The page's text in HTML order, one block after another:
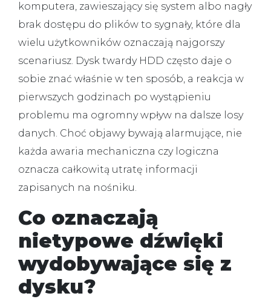
komputera, zawieszający się system albo nagły
brak dostępu do plików to sygnały, które dla
wielu użytkowników oznaczają najgorszy
scenariusz. Dysk twardy HDD często daje o
sobie znać właśnie w ten sposób, a reakcja w
pierwszych godzinach po wystąpieniu
problemu ma ogromny wpływ na dalsze losy
danych. Choć objawy bywają alarmujące, nie
każda awaria mechaniczna czy logiczna
oznacza całkowitą utratę informacji
zapisanych na nośniku.
Co oznaczają
nietypowe dźwięki
wydobywające się z
dysku?